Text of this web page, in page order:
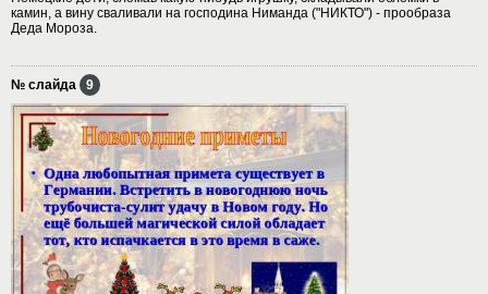
камин, а вину сваливали на господина Ниманда ("НИКТО") - прообраза
Деда Мороза.
№ слайда 9